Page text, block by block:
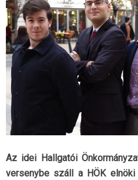
Az idei Hallgatói
versenybe száll a HÖK